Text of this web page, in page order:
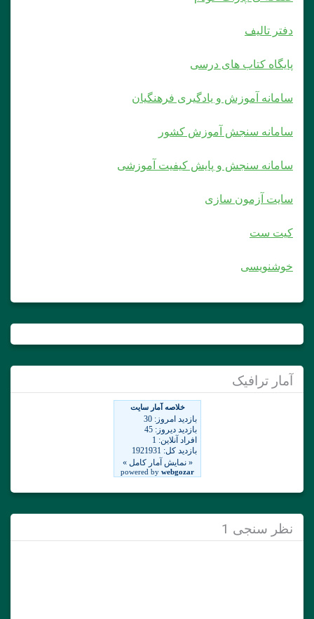
دفتر تالیف
پایگاه کتاب های درسی
سامانه آموزش و یادگیری فرهنگیان
سامانه سنجش آموزش کشور
سامانه سنجش و پایش کیفیت آموزشی
سایت آزمون سازی
کیت ست
خوشنویسی
آمار ترافیک
نظر سنجی 1